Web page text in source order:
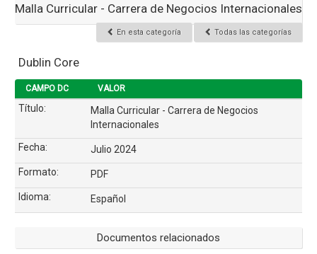
Malla Curricular - Carrera de Negocios Internacionales
En esta categoría Todas las categorías
Dublin Core
CAMPO DC VALOR
Título:
Malla Curricular - Carrera de Negocios
Internacionales
Fecha:
Julio 2024
Formato:
PDF
Idioma:
Español
Documentos relacionados